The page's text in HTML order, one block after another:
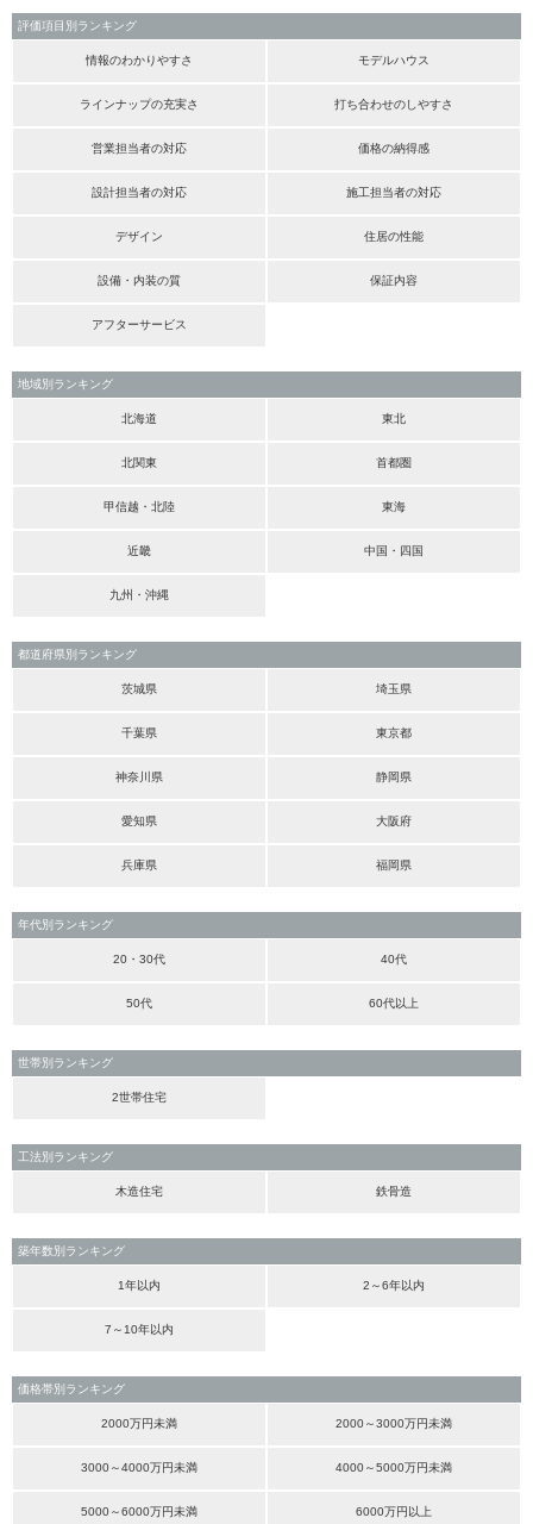
評価項目別ランキング
情報のわかりやすさ モデルハウス
ラインナップの充実さ 打ち合わせのしやすさ
営業担当者の対応 価格の納得感
設計担当者の対応 施工担当者の対応
デザイン 住居の性能
設備・内装の質 保証内容
アフターサービス
地域別ランキング
北海道 東北
北関東 首都圏
甲信越・北陸 東海
近畿 中国・四国
九州・沖縄
都道府県別ランキング
茨城県 埼玉県
千葉県 東京都
神奈川県 静岡県
愛知県 大阪府
兵庫県 福岡県
年代別ランキング
20・30代 40代
50代 60代以上
世帯別ランキング
2世帯住宅
工法別ランキング
木造住宅 鉄骨造
築年数別ランキング
1年以内 2～6年以内
7～10年以内
価格帯別ランキング
2000万円未満 2000～3000万円未満
3000～4000万円未満 4000～5000万円未満
5000～6000万円未満 6000万円以上